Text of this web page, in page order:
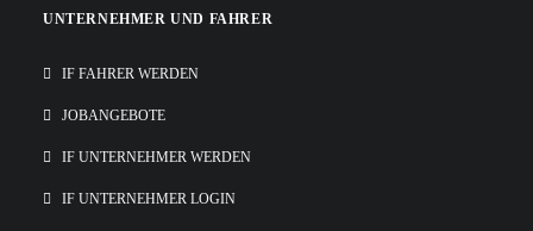
UNTERNEHMER UND FAHRER
IF FAHRER WERDEN
JOBANGEBOTE
IF UNTERNEHMER WERDEN
IF UNTERNEHMER LOGIN